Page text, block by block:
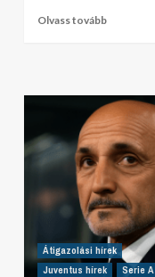
Olvass tovább
Átigazolási hírek
Juventus hírek
Serie A